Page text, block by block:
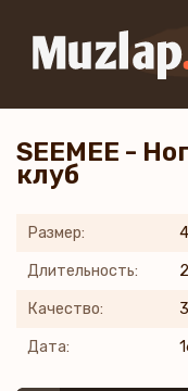
SEEMEE -
клуб
Размер:
Длительность:
Качество:
Дата: